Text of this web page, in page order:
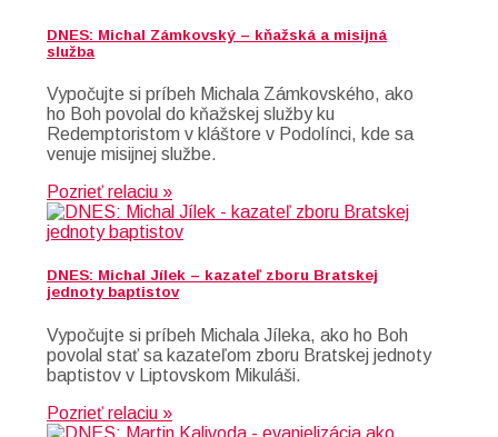
DNES: Michal Zámkovský – kňažská a misijná
služba
Vypočujte si príbeh Michala Zámkovského, ako
ho Boh povolal do kňažskej služby ku
Redemptoristom v kláštore v Podolínci, kde sa
venuje misijnej službe.
Pozrieť relaciu »
DNES: Michal Jílek – kazateľ zboru Bratskej
jednoty baptistov
Vypočujte si príbeh Michala Jíleka, ako ho Boh
povolal stať sa kazateľom zboru Bratskej jednoty
baptistov v Liptovskom Mikuláši.
Pozrieť relaciu »